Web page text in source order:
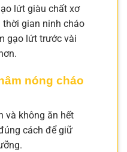
lứt giàu chất xơ
gian ninh cháo
gạo lứt trước vài
nóng cháo
và không ăn hết
cách để giữ